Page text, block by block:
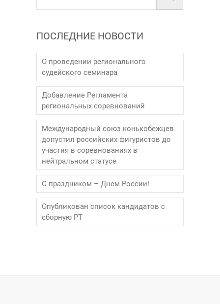
ПОСЛЕДНИЕ НОВОСТИ
О проведении регионального
судейского семинара
Добавление Регламента
региональных соревнований
Международный союз конькобежцев
допустил российских фигуристов до
участия в соревнованиях в
нейтральном статусе
С праздником – Днем России!
Опубликован список кандидатов с
сборную РТ